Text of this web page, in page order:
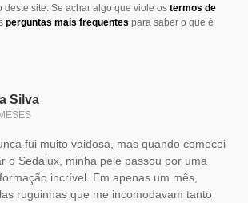
deste site. Se achar algo que viole os termos de
perguntas mais frequentes para saber o que é
Silva
fui muito vaidosa, mas quando comecei
o Sedalux, minha pele passou por uma
incrível. Em apenas um mês,
ruguinhas que me incomodavam tanto